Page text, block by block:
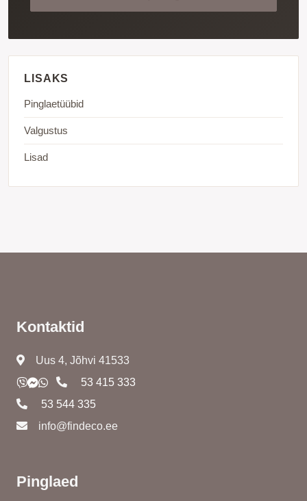
LISAKS
Pinglaetüübid
Valgustus
Lisad
Kontaktid
Uus 4, Jõhvi 41533
53 415 333
53 544 335
info@findeco.ee
Pinglaed